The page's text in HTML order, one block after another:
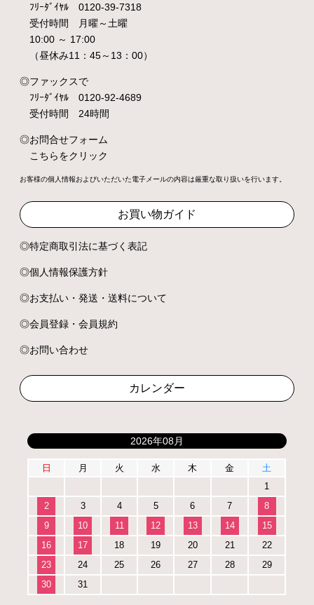
ﾌﾘｰﾀﾞｲﾔﾙ 0120-39-7318
受付時間 月曜～土曜
10:00 ～ 17:00
（昼休み11：45～13：00）
ファックスで
ﾌﾘｰﾀﾞｲﾔﾙ 0120-92-4689
受付時間 24時間
お問合せフォーム
こちらをクリック
お客様の個人情報およびいただいた電子メールの内容は厳重な取り扱いを行います。
お買い物ガイド
特定商取引法に基づく表記
個人情報保護方針
お支払い・発送・送料について
会員登録・会員規約
お問い合わせ
カレンダー
2026年08月
日 月 火 水 木 金
土
1
2
3 4 5 6 7
8
9
10 11 12 13 14
15
16
17 18 19 20 21
22
23
24 25 26 27 28
29
30
31